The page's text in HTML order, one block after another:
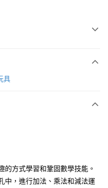
華泰商業銀行
遠東國際商業銀行
具
的方式學習和鞏固數學技能。
中，進行加法、乘法和減法運